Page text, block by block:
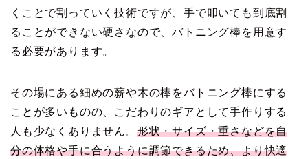
くことで割っていく技術ですが、手で叩いても到底割
ることができない硬さなので、バトニング棒を用意す
る必要があります。
その場にある細めの薪や木の棒をバトニング棒にする
ことが多いものの、こだわりのギアとして手作りする
人も少なくありません。 形状・サイズ・重さなどを自
分の体格や手に合うように調節できるため、より快適